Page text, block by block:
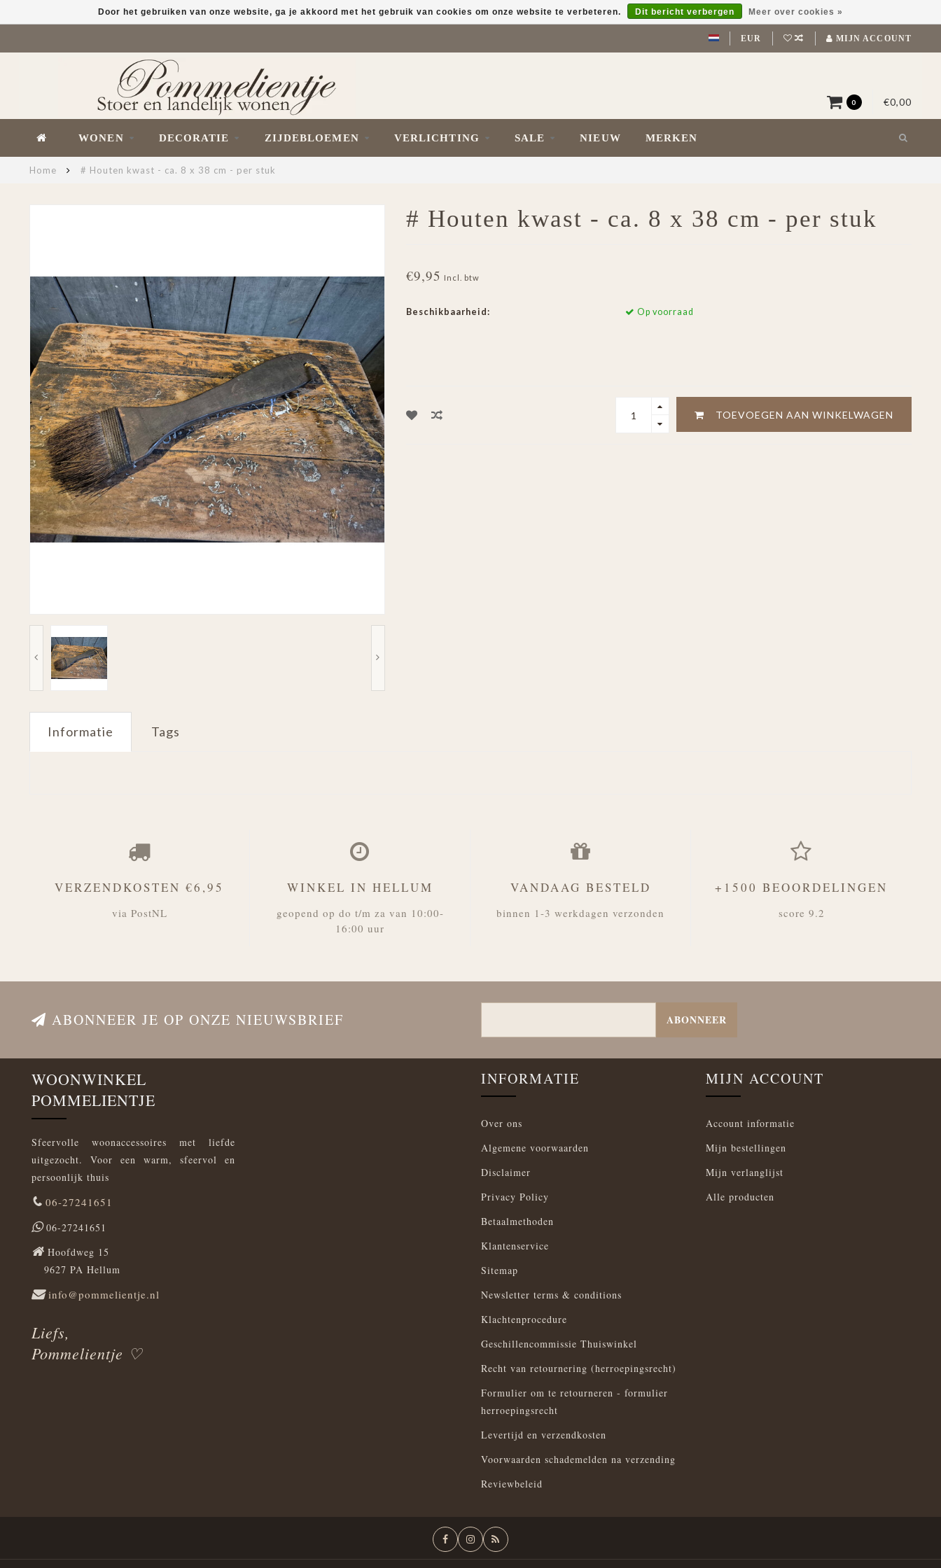
EUR MIJN ACCOUNT
0 €0,00
WONEN DECORATIE ZIJDEBLOEMEN VERLICHTING SALE NIEUW MERKEN
Home # Houten kwast - ca. 8 x 38 cm - per stuk
# Houten kwast - ca. 8 x 38 cm - per stuk
€9,95 Incl. btw
Beschikbaarheid: Op voorraad
TOEVOEGEN AAN WINKELWAGEN
Informatie Tags
Door het gebruiken van onze website, ga je akkoord met het gebruik van cookies om onze website te verbeteren. Dit bericht verbergen Meer over cookies »
VERZENDKOSTEN €6,95
via PostNL
WINKEL IN HELLUM
geopend op do t/m za van 10:00-
16:00 uur
VANDAAG BESTELD
binnen 1-3 werkdagen verzonden
+1500 BEOORDELINGEN
score 9.2
ABONNEER JE OP ONZE NIEUWSBRIEF ABONNEER
WOONWINKEL
POMMELIENTJE
Sfeervolle woonaccessoires met liefde
uitgezocht. Voor een warm, sfeervol en
persoonlijk thuis
06-27241651
06-27241651
Hoofdweg 15
9627 PA Hellum
info@pommelientje.nl
Liefs,
Pommelientje ♡
INFORMATIE
Over ons
Algemene voorwaarden
Disclaimer
Privacy Policy
Betaalmethoden
Klantenservice
Sitemap
Newsletter terms & conditions
Klachtenprocedure
Geschillencommissie Thuiswinkel
Recht van retournering (herroepingsrecht)
Formulier om te retourneren - formulier
herroepingsrecht
Levertijd en verzendkosten
Voorwaarden schademelden na verzending
Reviewbeleid
MIJN ACCOUNT
Account informatie
Mijn bestellingen
Mijn verlanglijst
Alle producten